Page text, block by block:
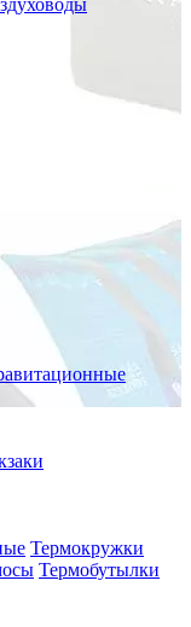
Термокружки
Термобутылки